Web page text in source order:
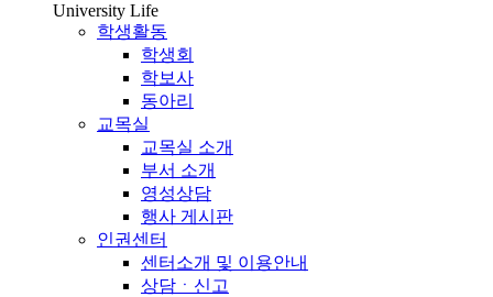
University Life
학생활동
학생회
학보사
동아리
교목실
교목실 소개
부서 소개
영성상담
행사 게시판
인권센터
센터소개 및 이용안내
상담ㆍ신고